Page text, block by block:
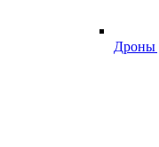
Дроны